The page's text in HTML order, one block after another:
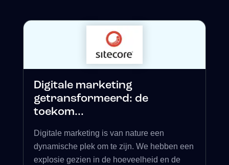
Digitale marketing
getransformeerd: de
toekom...
Digitale marketing is van nature een
dynamische plek om te zijn. We hebben een
explosie gezien in de hoeveelheid en de